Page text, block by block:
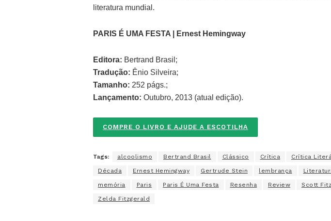
literatura mundial.
PARIS É UMA FESTA | Ernest Hemingway
Editora: Bertrand Brasil;
Tradução: Ênio Silveira;
Tamanho: 252 págs.;
Lançamento: Outubro, 2013 (atual edição).
COMPRE O LIVRO E AJUDE A ESCOTILHA
Tags: alcoolismo Bertrand Brasil Clássico Crítica Crítica
Década Ernest Hemingway Gertrude Stein lembrança
memória Paris Paris É Uma Festa Resenha Review Scott
Zelda Fitzgerald